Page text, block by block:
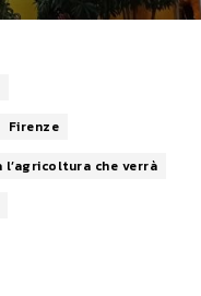
Firenze
l’agricoltura che verrà